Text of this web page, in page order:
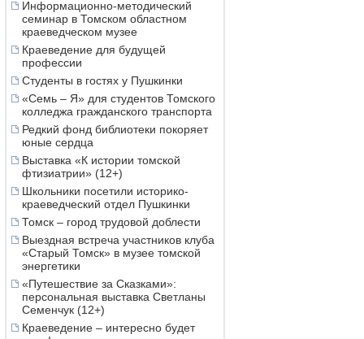
Информационно-методический
семинар в Томском областном
краеведческом музее
Краеведение для будущей
профессии
Студенты в гостях у Пушкинки
«Семь – Я» для студентов Томского
колледжа гражданского транспорта
Редкий фонд библиотеки покоряет
юные сердца
Выставка «К истории томской
фтизиатрии» (12+)
Школьники посетили историко-
краеведческий отдел Пушкинки
Томск – город трудовой доблести
Выездная встреча участников клуба
«Старый Томск» в музее томской
энергетики
«Путешествие за Сказками»:
персональная выставка Светланы
Семенчук (12+)
Краеведение – интересно будет